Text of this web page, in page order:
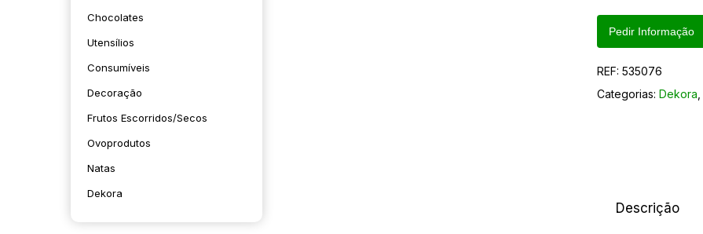
Chocolates
Utensílios
Consumíveis
Decoração
Frutos Escorridos/secos
Ovoprodutos
Natas
Dekora
Pedir Informação
REF:535076
Categorias:Dekora
Descrição